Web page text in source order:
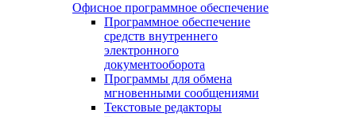
Офисное программное обеспечение
Программное обеспечение
средств внутреннего
электронного
документооборота
Программы для обмена
мгновенными сообщениями
Текстовые редакторы